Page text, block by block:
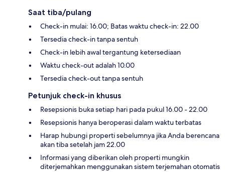
Saat tiba/pulang
Check-in mulai: 16.00; Batas waktu check-in: 22.00
Tersedia check-in tanpa sentuh
Check-in lebih awal tergantung ketersediaan
Waktu check-out adalah 10.00
Tersedia check-out tanpa sentuh
Petunjuk check-in khusus
Resepsionis buka setiap hari pada pukul 16.00 - 22.00
Resepsionis hanya beroperasi dalam waktu terbatas
Harap hubungi properti sebelumnya jika Anda berencana
akan tiba setelah jam 22.00
Informasi yang diberikan oleh properti mungkin
diterjemahkan menggunakan sistem terjemahan otomatis